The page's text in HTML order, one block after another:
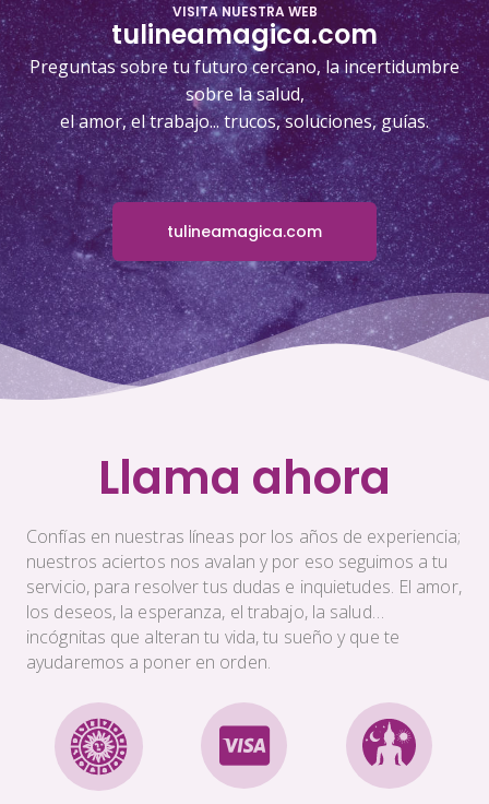
VISITA NUESTRA WEB
tulineamagica.com
Preguntas sobre tu futuro cercano, la incertidumbre
sobre la salud,
el amor, el trabajo... trucos, soluciones, guías.
tulineamagica.com
Llama ahora
Confías en nuestras líneas por los años de experiencia;
nuestros aciertos nos avalan y por eso seguimos a tu
servicio, para resolver tus dudas e inquietudes. El amor,
los deseos, la esperanza, el trabajo, la salud…
incógnitas que alteran tu vida, tu sueño y que te
ayudaremos a poner en orden.